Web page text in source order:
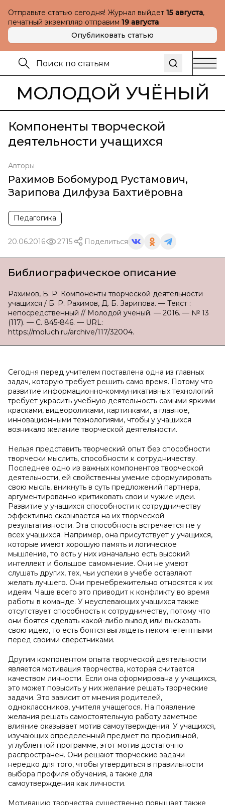
Отправьте статью сегодня! Журнал выйдет 15 августа,
печатный экземпляр отправим 19 августа
Опубликовать статью
МОЛОДОЙ УЧЁНЫЙ
Компоненты творческой
деятельности учащихся
Авторы
Рахимов Бобомурод Рустамович,
Зарипова Дилфуза Бахтиёровна
Педагогика
20.06.2016 2715 Поделиться
Библиографическое описание
Рахимов, Б. Р. Компоненты творческой деятельности
учащихся / Б. Р. Рахимов, Д. Б. Зарипова. — Текст :
непосредственный // Молодой ученый. — 2016. — № 13
(117). — С. 845-846. — URL:
https://moluch.ru/archive/117/32004.
Сегодня перед учителем поставлена одна из главных
задач, которую требует решить само время. Потому что
развитие информационно-коммуникативных технологий
требует украсить учебную деятельность самыми яркими
красками, видеороликами, картинками, а главное,
инновационными технологиями, чтобы у учащихся
возникало желание творческой деятельности.
Нельзя представить творческий опыт без способности
творчески мыслить, способности к сотрудничеству.
Последнее одно из важных компонентов творческой
деятельности, ей свойственны умение сформулировать
свою мысль, вникнуть в суть предложений партнера,
аргументированно критиковать свои и чужие идеи.
Развитие у учащихся способности к сотрудничеству
эффективно сказывается на их творческой
результативности. Эта способность встречается не у
всех учащихся. Например, она присутствует у учащихся,
которые имеют хорошую память и логическое
мышление, то есть у них изначально есть высокий
интеллект и большое самомнение. Они не умеют
слушать других, тех, чьи успехи в учебе оставляют
желать лучшего. Они пренебрежительно относятся к их
идеям. Чаще всего это приводит к конфликту во время
работы в команде. У неуспевающих учащихся также
отсутствует способность к сотрудничеству, потому что
они боятся сделать какой-либо вывод или высказать
свою идею, то есть боятся выглядеть некомпетентными
перед своими сверстниками.
Другим компонентом опыта творческой деятельности
является мотивация творчества, которая считается
качеством личности. Если она сформирована у учащихся,
это может повысить у них желание решать творческие
задачи. Это зависит от мнения родителей,
одноклассников, учителя учащегося. На появление
желания решать самостоятельную работу заметное
влияние оказывает мотив самоутверждения. У учащихся,
изучающих определенный предмет по профильной,
углубленной программе, этот мотив достаточно
распространен. Они решают творческие задачи
нередко для того, чтобы утвердиться в правильности
выбора профиля обучения, а также для
самоутверждения как личности.
Мотивацию творчества существенно повышает также